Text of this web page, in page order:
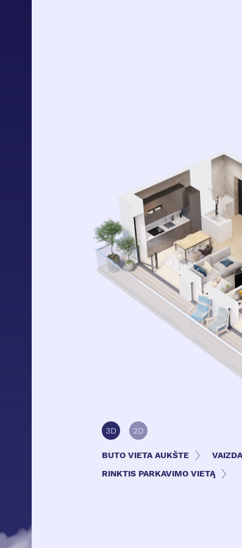
3D 2D
BUTO VIETA AUKŠTE
RINKTIS PARKAVIMO VIETĄ